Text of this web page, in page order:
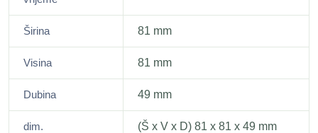
Širina 81 mm
Visina 81 mm
Dubina 49 mm
dim. (Š x V x D) 81 x 81 x 49 mm